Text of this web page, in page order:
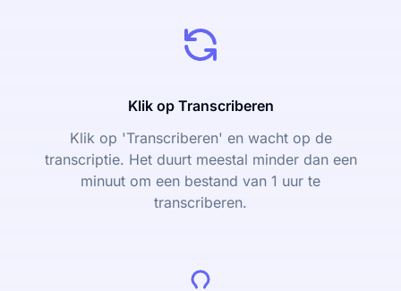
Klik op Transcriberen
Klik op 'Transcriberen' en wacht op de
transcriptie. Het duurt meestal minder dan een
minuut om een bestand van 1 uur te
transcriberen.